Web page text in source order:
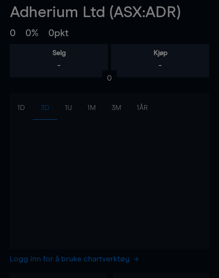
Adherium Ltd (ASX:ADR)
0 0% 0pkt
Selg
-
Kjøp
-
0
1D 3D 1U 1M 3M 1ÅR
Logg inn for å bruke chartverktøy